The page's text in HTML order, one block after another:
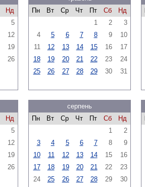
Нд
5
12
19
26
Пн
Вт Ср Чт Пт Сб
Нд
1
2
3
4
5 6 7 8 9
10
11
12 13 14 15 16
17
18
19 20 21 22 23
24
25
26 27 28 29 30 31
Нд
5
12
19
26
серпень
Пн
Вт Ср Чт Пт Сб
Нд
1
2
3
4 5 6 7 8
9
10
11 12 13 14 15
16
17
18 19 20 21 22
23
24
25 26 27 28 29
30